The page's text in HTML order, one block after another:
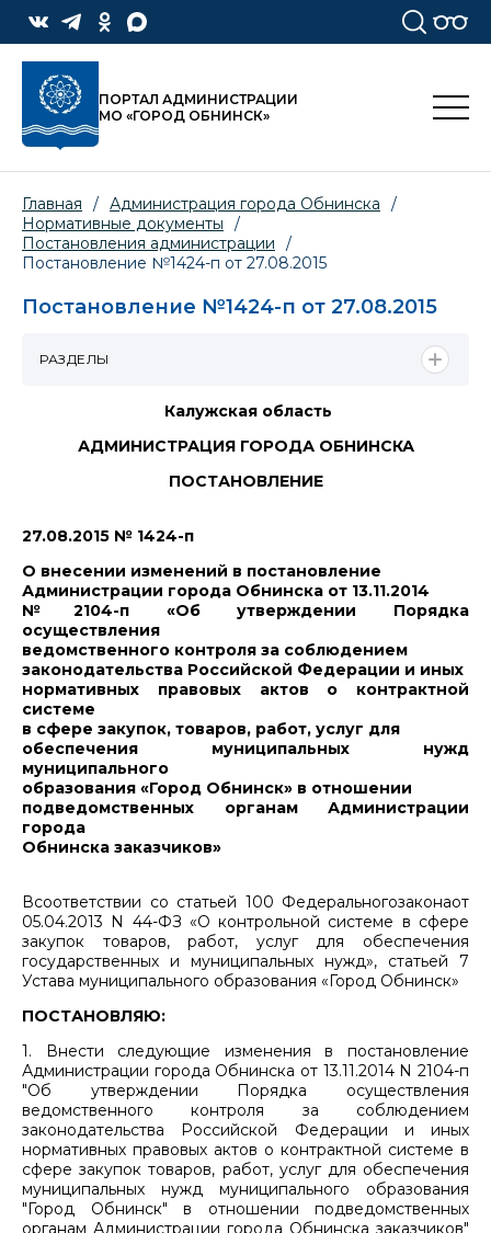
ПОРТАЛ АДМИНИСТРАЦИИ
МО «ГОРОД ОБНИНСК»
Главная / Администрация города Обнинска
/
Нормативные документы
/
Постановления администрации
/
Постановление №1424-п от 27.08.2015
Постановление №1424-п от 27.08.2015
Калужская область
АДМИНИСТРАЦИЯ ГОРОДА ОБНИНСКА
ПОСТАНОВЛЕНИЕ
27.08.2015 № 1424-п
О внесении изменений в постановление
Администрации города Обнинска от 13.11.2014
№2104-п «Об утверждении Порядка
осуществления
ведомственного контроля за соблюдением
законодательства Российской Федерации и иных
нормативных правовых актов о контрактной
системе
в сфере закупок, товаров, работ, услуг для
обеспечения муниципальных нужд
муниципального
образования «Город Обнинск» в отношении
подведомственных органам Администрации
города
Обнинска заказчиков»
Всоответствии со статьей 100 Федеральногозаконаот
05.04.2013 N 44-ФЗ «О контрольной системе в сфере
закупок товаров, работ, услуг для обеспечения
государственных и муниципальных нужд», статьей 7
Устава муниципального образования «Город Обнинск»
ПОСТАНОВЛЯЮ:
1. Внести следующие изменения в постановление
Администрации города Обнинска от 13.11.2014 N 2104-п
"Об утверждении Порядка осуществления
ведомственного контроля за соблюдением
законодательства Российской Федерации и иных
нормативных правовых актов о контрактной системе в
сфере закупок товаров, работ, услуг для обеспечения
муниципальных нужд муниципального образования
"Город Обнинск" в отношении подведомственных
органам Администрации города Обнинска заказчиков"
РАЗДЕЛЫ